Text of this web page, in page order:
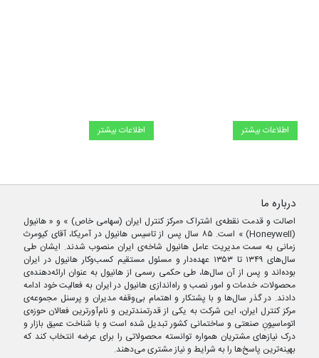
اطلاعات بیشتر اطلاعات بیشتر
درباره ما
اصالت و قدمت نقطه‌ی اشتراک «مرکز کنترل ایران (سهامی خاص) » و « هانیول
(Honeywell) » است. ۸۵ سال پس از تاسیس هانیول در آمریکا، آقای کیومرث
زمانی به سمت مدیریت عامل هانیول شاخه‌ی ایران منصوب شدند. ایشان طی
سال‌های ۱۳۴۹ تا ۱۳۵۳ عهده‌دار و مسئول مستقیم کسب‌وکار هانیول در ایران
بوده‌اند و پس از آن سال‌ها، طی حکمی رسمی از هانیول به عنوان ارائه‌دهنده‌ی
محصولات، خدمات و امور نصب و راه‌اندازی هانیول در ایران به فعالیت خود ادامه
دادند. در گذر سال‌ها و با پشتکار و اهتمام بی‌وقفه مدیران و پرسنل مجموعه‌ی
مرکز کنترل ایران، این شرکت به یکی از قدرتمندترین و نام‌آورترین فعالان حوزه‌ی
اتوماسیونِ صنعتی و ساختمانی کشور تبدیل شده است و با شناخت عمیق بازار و
درک نیازهای مشتریان همواره توانسته محصولاتی را برای عرضه انتخاب کند که
بهینه‌ترین پاسخ‌ها را به شرایط و نیاز مشتری می‌دهند.